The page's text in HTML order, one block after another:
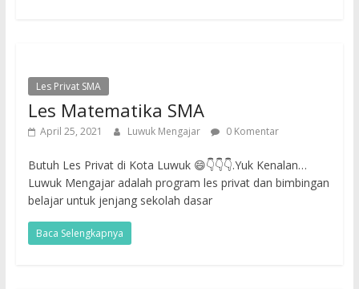
Les Privat SMA
Les Matematika SMA
April 25, 2021 Luwuk Mengajar 0 Komentar
Butuh Les Privat di Kota Luwuk 😄👇👇👇.Yuk Kenalan…
Luwuk Mengajar adalah program les privat dan bimbingan
belajar untuk jenjang sekolah dasar
Baca Selengkapnya